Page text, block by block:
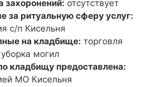
захоронений: отсутствует
за ритуальную сферу услуг:
с/п Кисельня
на кладбище: торговля
могил
кладбищу предоставлена:
МО Кисельня